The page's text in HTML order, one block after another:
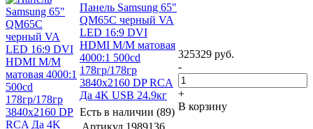
Панель Samsung 65"
QM65C черный VA
LED 16:9 DVI
HDMI M/M матовая
4000:1 500cd
178гр/178гр
3840x2160 DP RCA
Да 4K USB 24.9кг
Есть в наличии (89)
Артикул 1989136
325329 руб.
-
+
В корзину